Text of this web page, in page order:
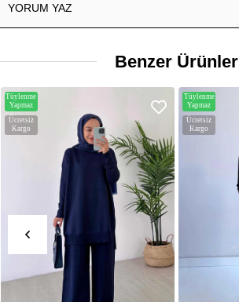
YORUM YAZ
Benzer Ürünler
Ücretsiz
Kargo
Tüylenme
Yapmaz
Ücretsiz
Kargo
Tüylenme
Yapmaz